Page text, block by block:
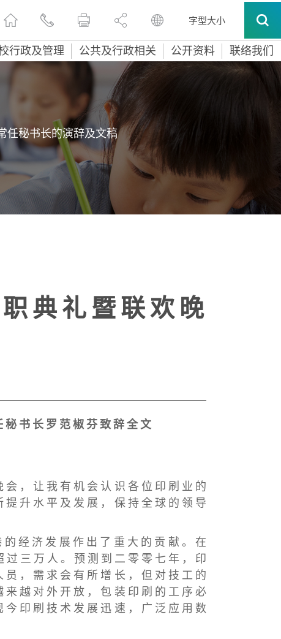
字型大小
行政及管理 公共及行政相关 公开资料 联络我们
任秘书长的演辞及文稿
典 礼 暨 联 欢 晚
书 长 罗 范 椒 芬 致 辞 全 文
， 让 我 有 机 会 认 识 各 位 印 刷 业 的
升 水 平 及 发 展 ， 保 持 全 球 的 领 导
经 济 发 展 作 出 了 重 大 的 贡 献 。 在
三 万 人 。 预 测 到 二 零 零 七 年 ， 印
， 需 求 会 有 所 增 长 ， 但 对 技 工 的
越 对 外 开 放 ， 包 装 印 刷 的 工 序 必
印 刷 技 术 发 展 迅 速 ， 广 泛 应 用 数